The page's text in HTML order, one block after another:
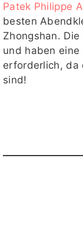
Patek Philippe
besten
Zhongshan.
und haben eine
erforderlich, da
sind!